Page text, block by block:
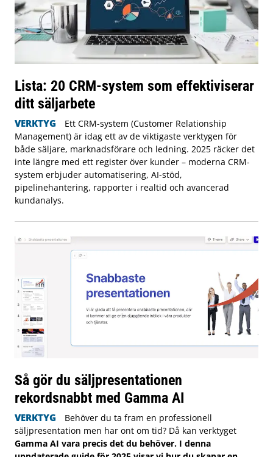
Lista: 20 CRM-system som effektiviserar
ditt säljarbete
VERKTYG
Ett CRM-system (Customer Relationship
Management) är idag ett av de viktigaste verktygen för
både säljare, marknadsförare och ledning. 2025 räcker det
inte längre med ett register över kunder – moderna CRM-
system erbjuder automatisering, AI-stöd,
pipelinehantering, rapporter i realtid och avancerad
kundanalys.
Så gör du säljpresentationen
rekordsnabbt med Gamma AI
VERKTYG
Behöver du ta fram en professionell
säljpresentation men har ont om tid? Då kan verktyget
Gamma AI vara precis det du behöver. I denna